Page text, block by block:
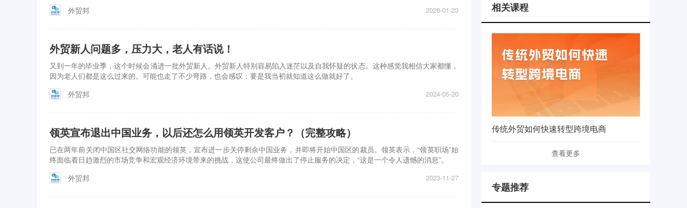
外贸邦
2026-01-23
外贸新人问题多，压力大，老人有话说！
又到一年的毕业季，这个时候会涌进一批外贸新人。外贸新人特别容易陷入迷茫以及自我怀疑的状态。这种感觉我相信大家都懂，
因为老人们都是这么过来的。可能也走了不少弯路，也会感叹：要是我当初就知道这么做就好了。
外贸邦
2024-05-20
领英宣布退出中国业务，以后还怎么用领英开发客户？（完整攻略）
已在两年前关闭中国区社交网络功能的领英，宣布进一步关停剩余中国业务，并即将开始中国区的裁员。领英表示，“领英职场”始
终面临着日趋激烈的市场竞争和宏观经济环境带来的挑战，这使公司最终做出了停止服务的决定，“这是一个令人遗憾的消息”。
外贸邦
2023-11-27
相关课程
传统外贸如何快速转型跨境电商
查看更多
专题推荐